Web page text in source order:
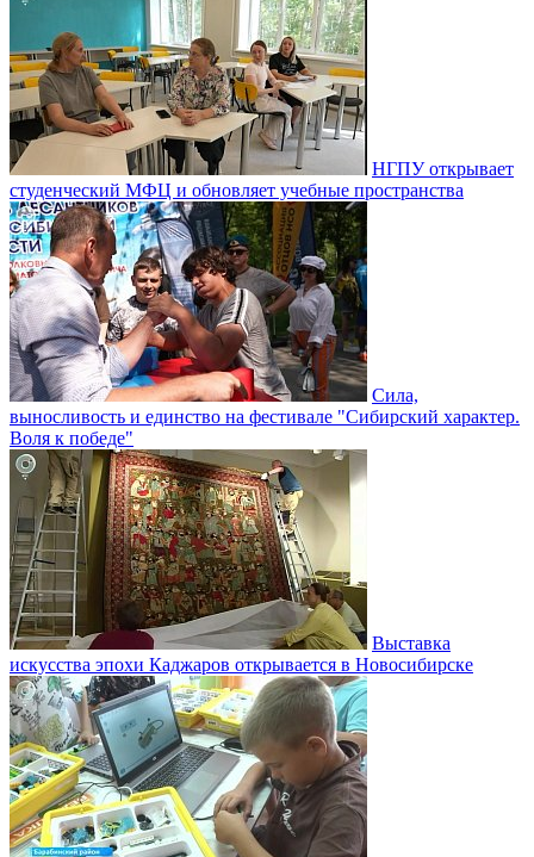
НГПУ открывает
студенческий МФЦ и обновляет учебные пространства
Сила,
выносливость и единство на фестивале "Сибирский характер.
Воля к победе"
Выставка
искусства эпохи Каджаров открывается в Новосибирске